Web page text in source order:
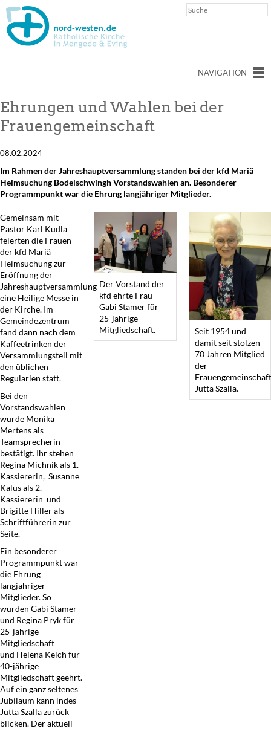
NAVIGATION
Ehrungen und Wahlen bei der
Frauengemeinschaft
08.02.2024
Im Rahmen der Jahreshauptversammlung standen bei der kfd Mariä
Heimsuchung Bodelschwingh Vorstandswahlen an. Besonderer
Programmpunkt war die Ehrung langjähriger Mitglieder.
Gemeinsam mit
Pastor Karl Kudla
feierten die Frauen
der kfd Mariä
Heimsuchung zur
Eröffnung der
Jahreshauptversammlung
eine Heilige Messe in
der Kirche. Im
Gemeindezentrum
fand dann nach dem
Kaffeetrinken der
Versammlungsteil mit
den üblichen
Regularien statt.
Bei den
Vorstandswahlen
wurde Monika
Mertens als
Teamsprecherin
bestätigt. Ihr stehen
Regina Michnik als 1.
Kassiererin, Susanne
Kalus als 2.
Kassiererin und
Brigitte Hiller als
Schriftführerin zur
Seite.
Ein besonderer
Programmpunkt war
die Ehrung
langjähriger
Mitglieder. So
wurden Gabi Stamer
und Regina Pryk für
25-jährige
Mitgliedschaft
und Helena Kelch für
40-jährige
Mitgliedschaft geehrt.
Auf ein ganz seltenes
Jubiläum kann indes
Jutta Szalla zurück
blicken. Der aktuell
Der Vorstand der
kfd ehrte Frau
Gabi Stamer für
25-jährige
Mitgliedschaft.
Seit 1954 und
damit seit stolzen
70 Jahren Mitglied
der
Jutta Szalla.